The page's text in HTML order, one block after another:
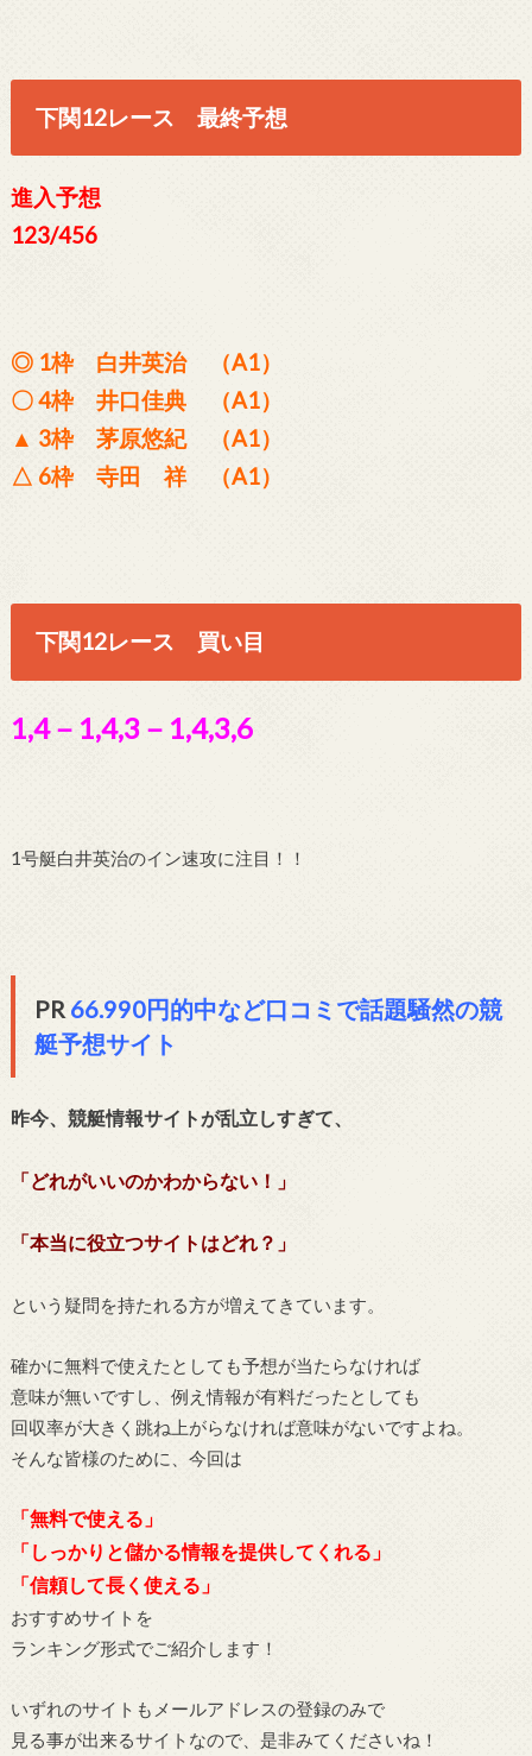
下関12レース 最終予想
進入予想
123/456
◎ 1枠 白井英治 （A1）
〇 4枠 井口佳典 （A1）
▲ 3枠 茅原悠紀 （A1）
△ 6枠 寺田 祥 （A1）
下関12レース 買い目
1,4－1,4,3－1,4,3,6
1号艇白井英治のイン速攻に注目！！
PR 66.990円的中など口コミで話題騒然の競
艇予想サイト
昨今、競艇情報サイトが乱立しすぎて、
「どれがいいのかわからない！」
「本当に役立つサイトはどれ？」
という疑問を持たれる方が増えてきています。
確かに無料で使えたとしても予想が当たらなければ
意味が無いですし、例え情報が有料だったとしても
回収率が大きく跳ね上がらなければ意味がないですよね。
そんな皆様のために、今回は
「無料で使える」
「しっかりと儲かる情報を提供してくれる」
「信頼して長く使える」
おすすめサイトを
ランキング形式でご紹介します！
いずれのサイトもメールアドレスの登録のみで
見る事が出来るサイトなので、是非みてくださいね！